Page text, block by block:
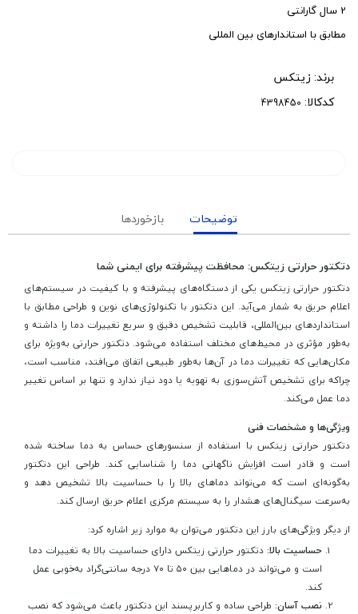
2 سال گارانتی
مطابق با استاندارهای بین المللی
برند: زیتکس
کدکالا:
توضیحات بازخوردها
دتکتور حرارتی زیتکس: محافظت پیشرفته برای ایمنی شما
دتکتور حرارتی زیتکس یکی از دستگاه‌های پیشرفته و با کیفیت در سیستم‌های
اعلام حریق به شمار می‌آید. این دتکتور با تکنولوژی‌های نوین و طراحی مطابق با
استانداردهای بین‌المللی، قابلیت تشخیص دقیق و سریع تغییرات دما را داشته و
به‌طور مؤثری در محیط‌های مختلف استفاده می‌شود. دتکتور حرارتی به‌ویژه برای
مکان‌هایی که تغییرات دما در آن‌ها به‌طور طبیعی اتفاق می‌افتد، مناسب است،
چراکه برای تشخیص آتش‌سوزی به تهویه یا دود نیاز ندارد و تنها بر اساس تغییر
دما عمل می‌کند.
ویژگی‌ها و مشخصات فنی
دتکتور حرارتی زیتکس با استفاده از سنسورهای حساس به دما ساخته شده
است و قادر است افزایش ناگهانی دما را شناسایی کند. طراحی این دتکتور
به‌گونه‌ای است که می‌تواند دماهای بالا را با حساسیت بالا تشخیص دهد و
به‌سرعت سیگنال‌های هشدار را به سیستم مرکزی اعلام حریق ارسال کند.
از دیگر ویژگی‌های بارز این دتکتور می‌توان به موارد زیر اشاره کرد:
حساسیت بالا: دتکتور حرارتی زیتکس دارای حساسیت بالا به تغییرات دما
است و می‌تواند در دماهایی بین ۵۰ تا ۷۰ درجه سانتی‌گراد به‌خوبی عمل
کند.
نصب آسان: طراحی ساده و کاربرپسند این دتکتور باعث می‌شود که نصب